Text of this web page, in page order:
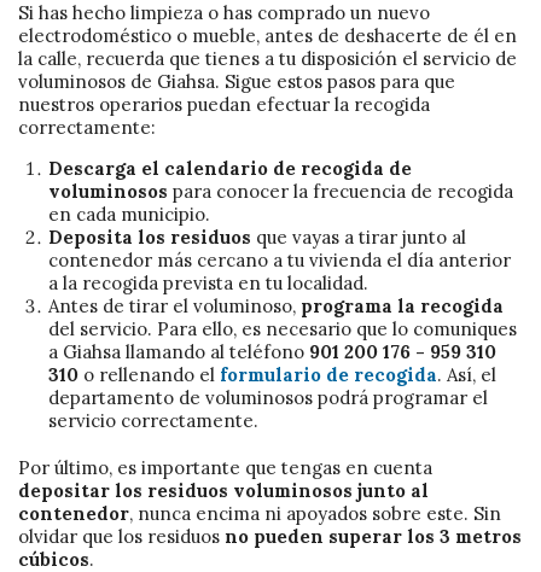
Si has hecho limpieza o has comprado un nuevo
electrodoméstico o mueble, antes de deshacerte de él en
la calle, recuerda que tienes a tu disposición el servicio de
voluminosos de Giahsa. Sigue estos pasos para que
nuestros operarios puedan efectuar la recogida
correctamente:
Descarga el calendario de recogida de
voluminosos para conocer la frecuencia de recogida
en cada municipio.
Deposita los residuos que vayas a tirar junto al
contenedor más cercano a tu vivienda el día anterior
a la recogida prevista en tu localidad.
Antes de tirar el voluminoso, programa la recogida
del servicio. Para ello, es necesario que lo comuniques
a Giahsa llamando al teléfono 901 200 176 - 959 310
310 o rellenando el formulario de recogida. Así, el
departamento de voluminosos podrá programar el
servicio correctamente.
Por último, es importante que tengas en cuenta
depositar los residuos voluminosos junto al
contenedor, nunca encima ni apoyados sobre este. Sin
olvidar que los residuos no pueden superar los 3 metros
cúbicos.